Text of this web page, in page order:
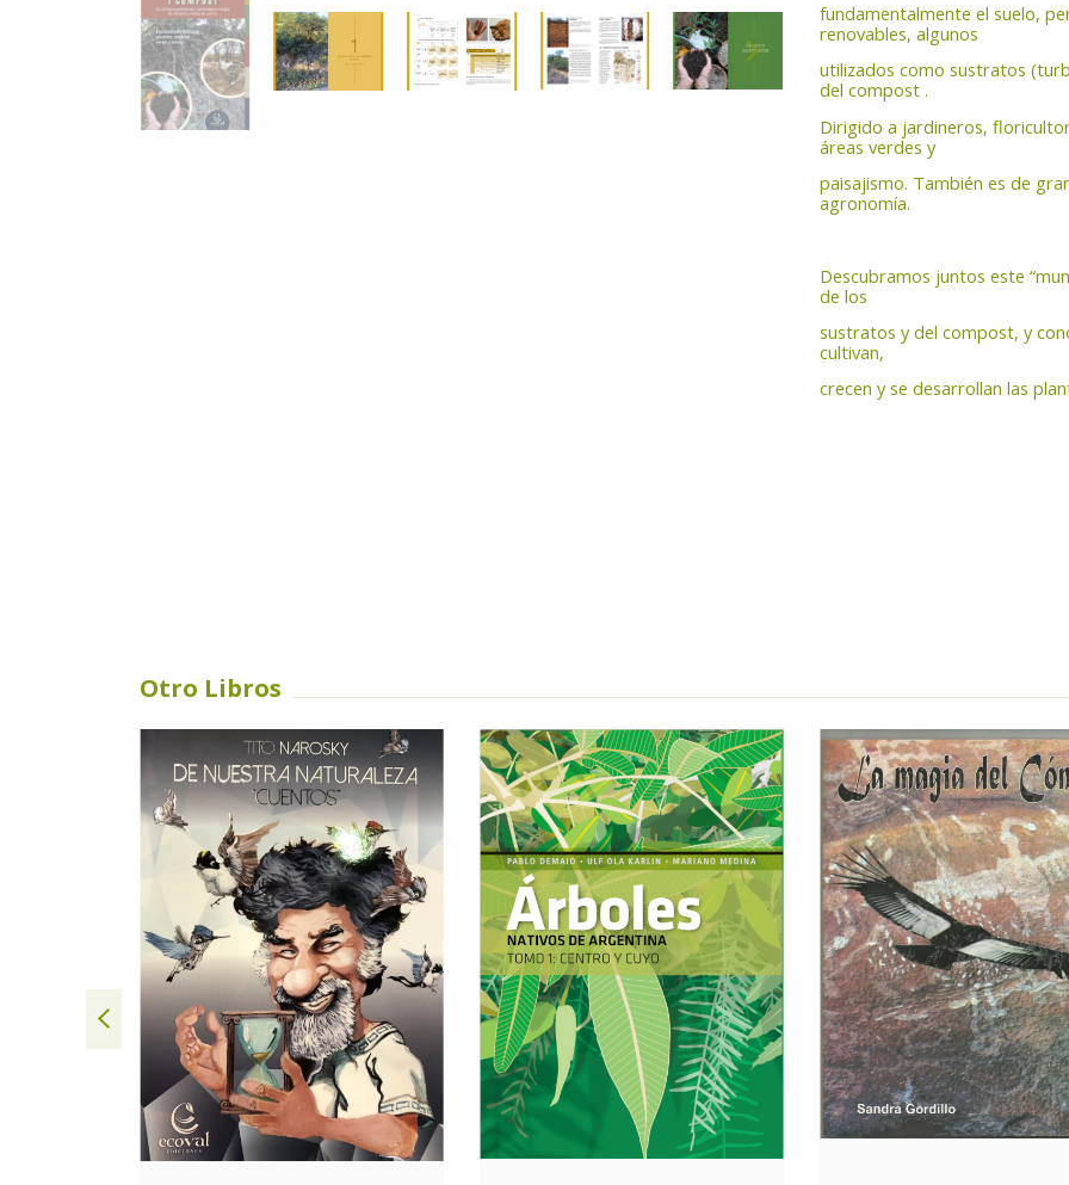
fundamentalmente el suelo,
renovables, algunos
utilizados como sustratos
del compost .
Dirigido a jardineros,
áreas verdes y
paisajismo. También es de
agronomía.
Descubramos juntos este
de los
sustratos y del compost, y
cultivan,
crecen y se desarrollan las
Otro Libros